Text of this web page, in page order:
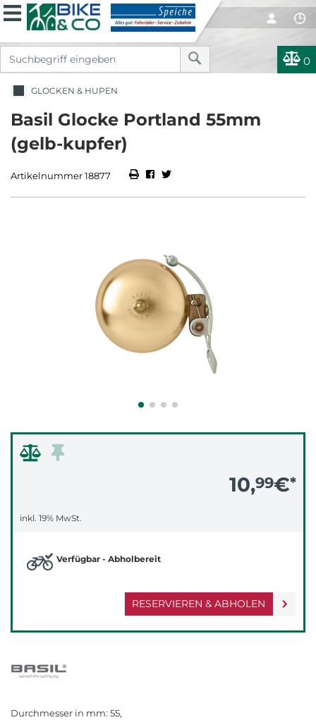
0
GLOCKEN & HUPEN
Basil Glocke Portland 55mm
(gelb-kupfer)
Artikelnummer 18877
10,99€*
inkl. 19% MwSt.
RESERVIEREN & ABHOLEN
Verfügbar - Abholbereit
Durchmesser in mm: 55,